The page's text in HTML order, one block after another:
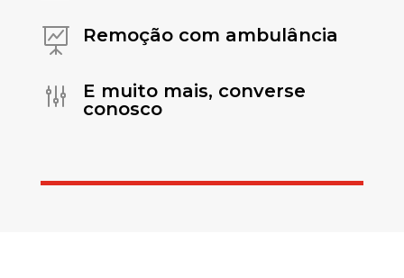
 Remoção com ambulância
g
E muito mais, converse
conosco